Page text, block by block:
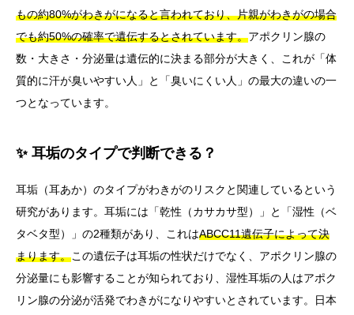
もの約80%がわきがになると言われており、片親がわきがの場合
でも約50%の確率で遺伝するとされています。アポクリン腺の
数・大きさ・分泌量は遺伝的に決まる部分が大きく、これが「体
質的に汗が臭いやすい人」と「臭いにくい人」の最大の違いの一
つとなっています。
✨ 耳垢のタイプで判断できる？
耳垢（耳あか）のタイプがわきがのリスクと関連しているという
研究があります。耳垢には「乾性（カサカサ型）」と「湿性（ベ
タベタ型）」の2種類があり、これはABCC11遺伝子によって決
まります。この遺伝子は耳垢の性状だけでなく、アポクリン腺の
分泌量にも影響することが知られており、湿性耳垢の人はアポク
リン腺の分泌が活発でわきがになりやすいとされています。日本